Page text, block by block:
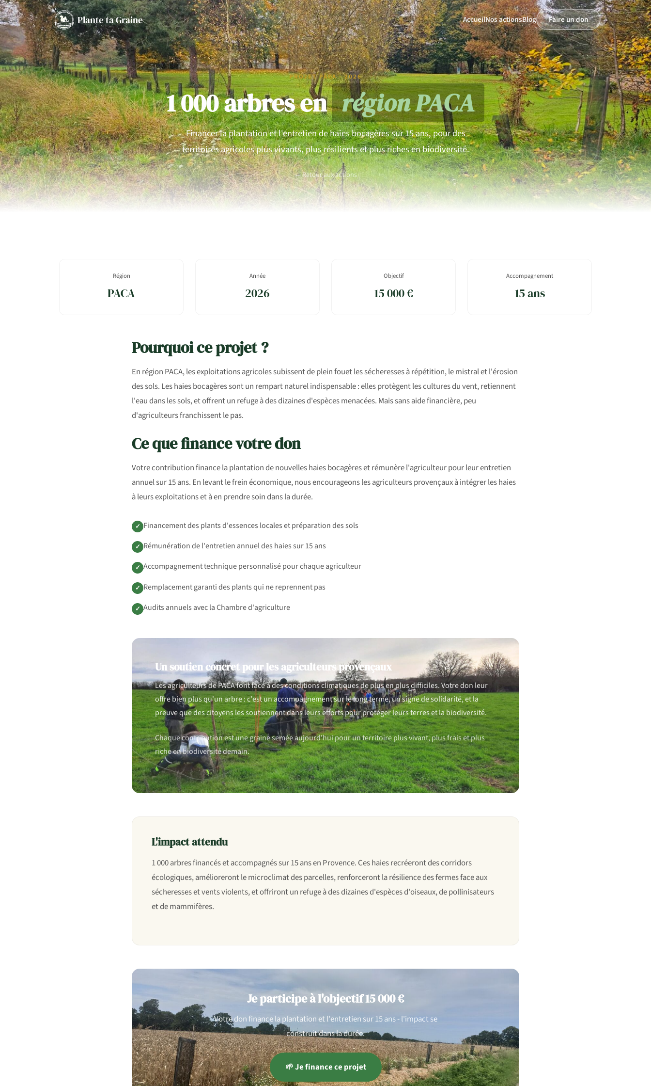
Plante ta Graine AccueilNos actionsBlog Faire un don
PROJET PACA · 2026
1 000 arbres en région PACA
Financer la plantation et l'entretien de haies bocagères sur 15 ans, pour des
territoires agricoles plus vivants, plus résilients et plus riches en biodiversité.
← Retour aux actions
Région
PACA
Année
2026
Objectif
15 000 €
Accompagnement
15 ans
Pourquoi ce projet ?
En région PACA, les exploitations agricoles subissent de plein fouet les sécheresses à répétition, le mistral et l'érosion
des sols. Les haies bocagères sont un rempart naturel indispensable : elles protègent les cultures du vent, retiennent
l'eau dans les sols, et offrent un refuge à des dizaines d'espèces menacées. Mais sans aide financière, peu
d'agriculteurs franchissent le pas.
Ce que finance votre don
Votre contribution finance la plantation de nouvelles haies bocagères et rémunère l'agriculteur pour leur entretien
annuel sur 15 ans. En levant le frein économique, nous encourageons les agriculteurs provençaux à intégrer les haies
à leurs exploitations et à en prendre soin dans la durée.
✓ Financement des plants d'essences locales et préparation des sols
✓ Rémunération de l'entretien annuel des haies sur 15 ans
✓ Accompagnement technique personnalisé pour chaque agriculteur
✓ Remplacement garanti des plants qui ne reprennent pas
✓ Audits annuels avec la Chambre d'agriculture
Un soutien concret pour les agriculteurs provençaux
Les agriculteurs de PACA font face à des conditions climatiques de plus en plus difficiles. Votre don leur
offre bien plus qu'un arbre : c'est un accompagnement sur le long terme, un signe de solidarité, et la
preuve que des citoyens les soutiennent dans leurs efforts pour protéger leurs terres et la biodiversité.
Chaque contribution est une graine semée aujourd'hui pour un territoire plus vivant, plus frais et plus
riche en biodiversité demain.
L'impact attendu
1 000 arbres financés et accompagnés sur 15 ans en Provence. Ces haies recréeront des corridors
écologiques, amélioreront le microclimat des parcelles, renforceront la résilience des fermes face aux
sécheresses et vents violents, et offriront un refuge à des dizaines d'espèces d'oiseaux, de pollinisateurs
et de mammifères.
Je participe à l'objectif 15 000 €
Votre don finance la plantation et l'entretien sur 15 ans - l'impact se
construit dans la durée.
🌱 Je finance ce projet